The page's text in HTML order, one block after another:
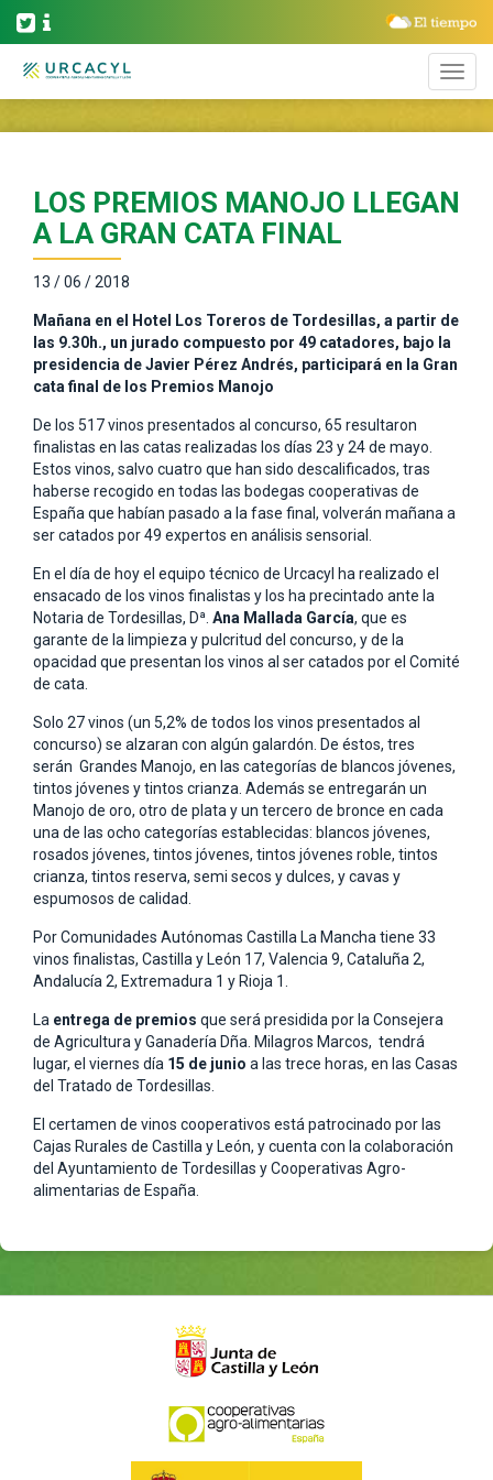
LOS PREMIOS MANOJO LLEGAN
A LA GRAN CATA FINAL
13 / 06 / 2018
Mañana en el Hotel Los Toreros de Tordesillas, a partir de
las 9.30h., un jurado compuesto por 49 catadores, bajo la
presidencia de Javier Pérez Andrés, participará en la Gran
cata final de los Premios Manojo
De los 517 vinos presentados al concurso, 65 resultaron
finalistas en las catas realizadas los días 23 y 24 de mayo.
Estos vinos, salvo cuatro que han sido descalificados, tras
haberse recogido en todas las bodegas cooperativas de
España que habían pasado a la fase final, volverán mañana a
ser catados por 49 expertos en análisis sensorial.
En el día de hoy el equipo técnico de Urcacyl ha realizado el
ensacado de los vinos finalistas y los ha precintado ante la
Notaria de Tordesillas, Dª. Ana Mallada García, que es
garante de la limpieza y pulcritud del concurso, y de la
opacidad que presentan los vinos al ser catados por el Comité
de cata.
Solo 27 vinos (un 5,2% de todos los vinos presentados al
concurso) se alzaran con algún galardón. De éstos, tres
serán Grandes Manojo, en las categorías de blancos jóvenes,
tintos jóvenes y tintos crianza. Además se entregarán un
Manojo de oro, otro de plata y un tercero de bronce en cada
una de las ocho categorías establecidas: blancos jóvenes,
rosados jóvenes, tintos jóvenes, tintos jóvenes roble, tintos
crianza, tintos reserva, semi secos y dulces, y cavas y
espumosos de calidad.
Por Comunidades Autónomas Castilla La Mancha tiene 33
vinos finalistas, Castilla y León 17, Valencia 9, Cataluña 2,
Andalucía 2, Extremadura 1 y Rioja 1.
La entrega de premios que será presidida por la Consejera
de Agricultura y Ganadería Dña. Milagros Marcos, tendrá
lugar, el viernes día 15 de junio a las trece horas, en las Casas
del Tratado de Tordesillas.
El certamen de vinos cooperativos está patrocinado por las
Cajas Rurales de Castilla y León, y cuenta con la colaboración
del Ayuntamiento de Tordesillas y Cooperativas Agro-
alimentarias de España.